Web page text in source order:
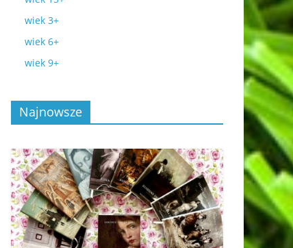
wiek 3+
wiek 6+
wiek 9+
Najnowsze